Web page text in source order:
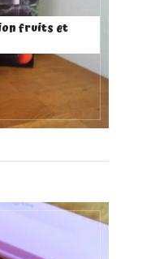
fruits et